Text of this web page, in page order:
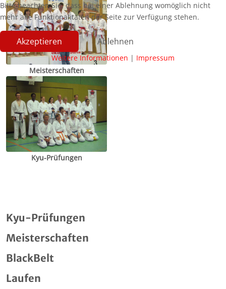
Meisterschaften
Kyu-Prüfungen
Kyu-Prüfungen
Meisterschaften
BlackBelt
Laufen
Bitte beachten Sie, dass bei einer Ablehnung womöglich nicht
mehr alle Funktionalitäten der Seite zur Verfügung stehen.
Akzeptieren Ablehnen
Weitere Informationen | Impressum